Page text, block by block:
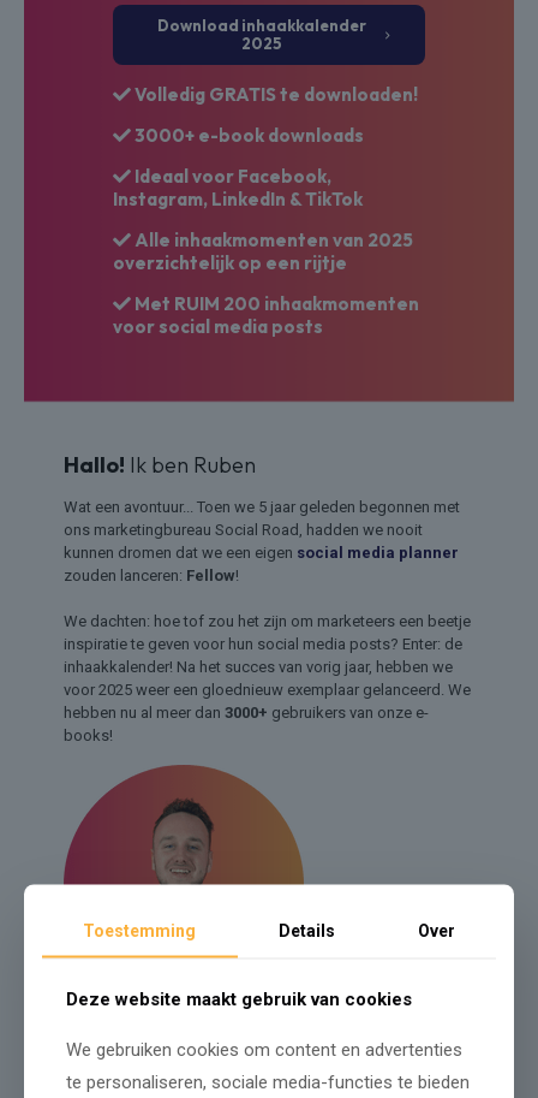
Download inhaakkalender
2025
Volledig GRATIS te downloaden!
3000+ e-book downloads
Ideaal voor Facebook,
Instagram, LinkedIn & TikTok
Alle inhaakmomenten van 2025
overzichtelijk op een rijtje
Met RUIM 200 inhaakmomenten
voor social media posts
Hallo! Ik ben Ruben
Wat een avontuur... Toen we 5 jaar geleden begonnen met
ons marketingbureau Social Road, hadden we nooit
kunnen dromen dat we een eigen social media planner
zouden lanceren: Fellow!
We dachten: hoe tof zou het zijn om marketeers een beetje
inspiratie te geven voor hun social media posts? Enter: de
inhaakkalender! Na het succes van vorig jaar, hebben we
voor 2025 weer een gloednieuw exemplaar gelanceerd. We
hebben nu al meer dan 3000+ gebruikers van onze e-
books!
Toestemming Details Over
Deze website maakt gebruik van cookies
We gebruiken cookies om content en advertenties
te personaliseren, sociale media-functies te bieden